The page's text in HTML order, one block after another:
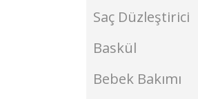
Saç Düzleştirici
Baskül
Bebek Bakımı